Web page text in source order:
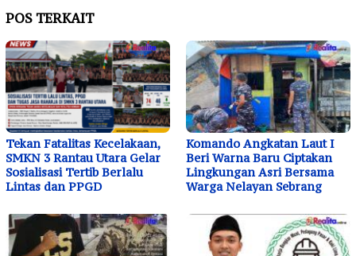
POS TERKAIT
Tekan Fatalitas Kecelakaan,
SMKN 3 Rantau Utara Gelar
Sosialisasi Tertib Berlalu
Lintas dan PPGD
Komando Angkatan Laut I
Beri Warna Baru Ciptakan
Lingkungan Asri Bersama
Warga Nelayan Sebrang